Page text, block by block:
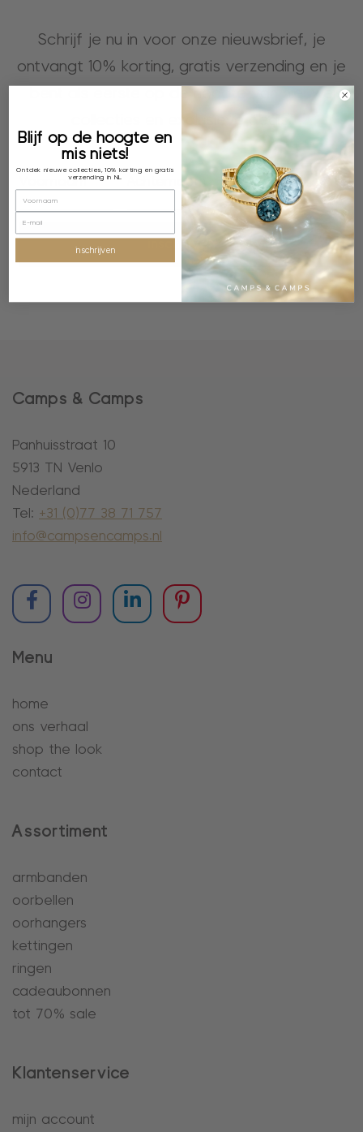
Schrijf je nu in voor onze nieuwsbrief, je
ontvangt 10% korting, gratis verzending en je
bent als eerste op de hoogte van nieuwe
collecties en exclusieve deals.
inschrijven
Camps & Camps
Panhuisstraat 10
5913 TN Venlo
Nederland
Tel: +31 (0)77 38 71 757
info@campsencamps.nl
Menu
home
ons verhaal
shop the look
contact
Assortiment
armbanden
oorbellen
oorhangers
kettingen
ringen
cadeaubonnen
tot 70% sale
Klantenservice
mijn account
Blijf op de hoogte en
mis niets!
Ontdek nieuwe collecties, 10% korting en gratis
verzending in NL
inschrijven